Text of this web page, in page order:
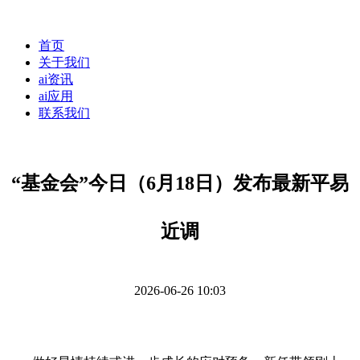
首页
关于我们
ai资讯
ai应用
联系我们
“基金会”今日（6月18日）发布最新平易
近调
2026-06-26 10:03